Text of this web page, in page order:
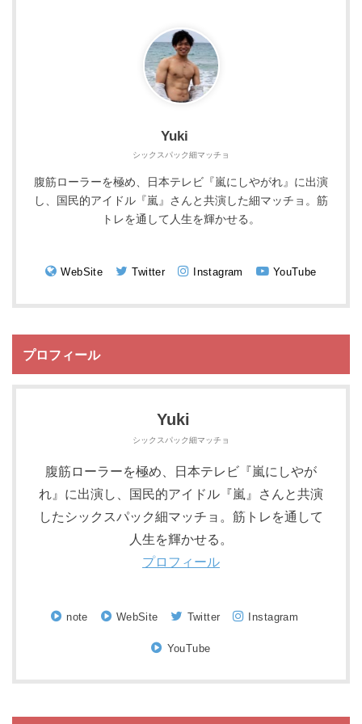
Yuki
シックスパック細マッチョ
腹筋ローラーを極め、日本テレビ『嵐にしやがれ』に出演
し、国民的アイドル『嵐』さんと共演した細マッチョ。筋
トレを通して人生を輝かせる。
WebSite Twitter Instagram YouTube
プロフィール
Yuki
シックスパック細マッチョ
腹筋ローラーを極め、日本テレビ『嵐にしやが
れ』に出演し、国民的アイドル『嵐』さんと共演
したシックスパック細マッチョ。筋トレを通して
人生を輝かせる。
プロフィール
note WebSite Twitter Instagram
YouTube